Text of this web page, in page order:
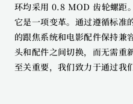
环均采用 0.8 MOD 齿轮螺距
它是一项变革。通过遵循标准
的跟焦系统和电影配件保持兼
头和配件之间切换，而无需重
至关重要，我们致力于通过我